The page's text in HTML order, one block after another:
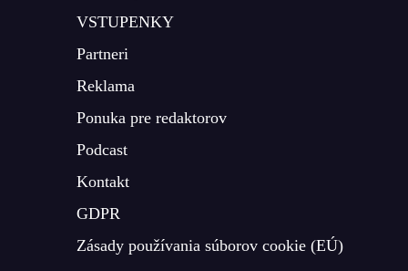
VSTUPENKY
Partneri
Reklama
Ponuka pre redaktorov
Podcast
Kontakt
GDPR
Zásady používania súborov cookie (EÚ)